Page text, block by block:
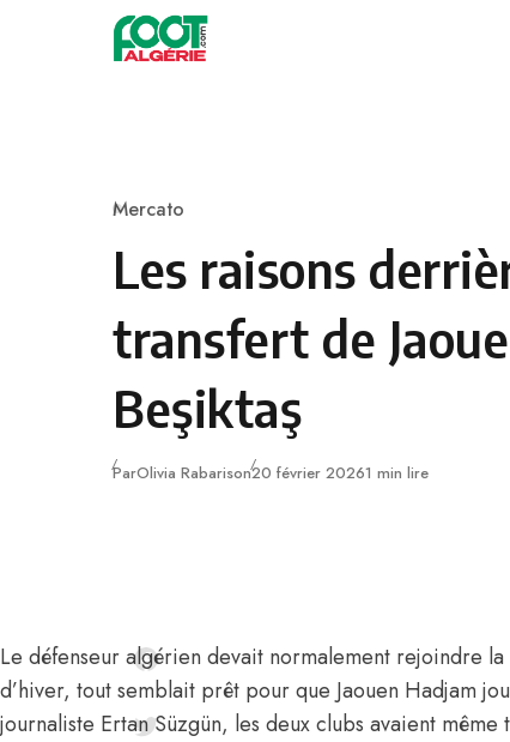
Skip to content
Category
Mercato
Les raisons
transfert de
Beşiktaş
ParOlivia RabarisonPublié
20 février 20261 min lire
Le défenseur algérien devait normalement rejoindre
d’hiver, tout semblait prêt pour que Jaouen Hadjam
journaliste Ertan Süzgün, les deux clubs avaient